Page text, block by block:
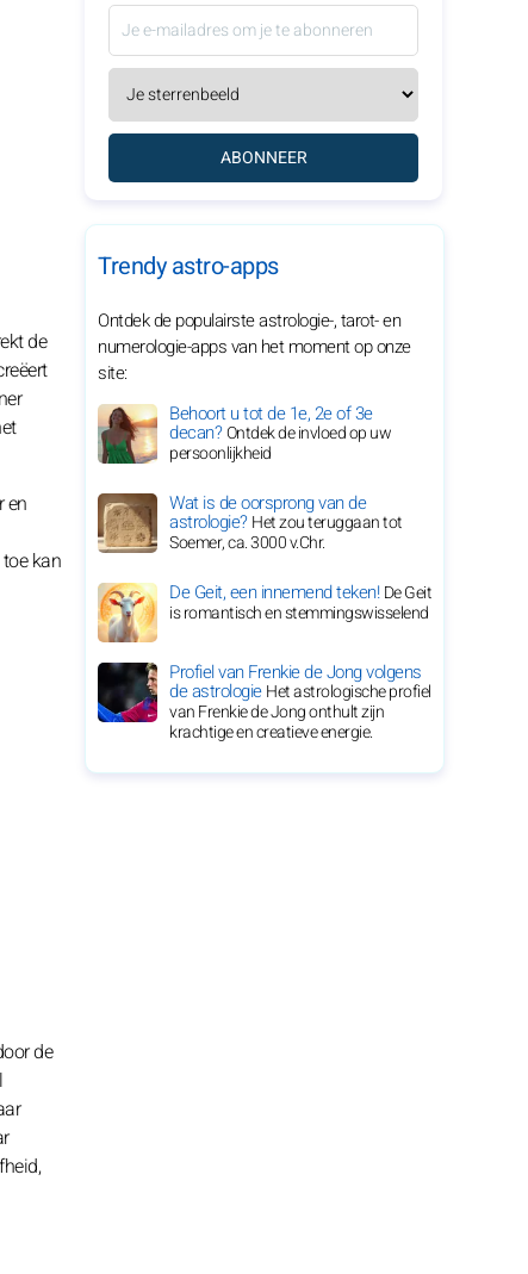
de
en
kan
de
ABONNEER
Trendy astro-apps
Ontdek de populairste astrologie-, tarot- en
numerologie-apps van het moment op onze
site:
Behoort u tot de 1e, 2e of 3e
decan?Ontdek de invloed op uw
persoonlijkheid
Wat is de oorsprong van de
astrologie?Het zou teruggaan tot
Soemer, ca. 3000 v.Chr.
De Geit, een innemend teken!De Geit
is romantisch en stemmingswisselend
Profiel van Frenkie de Jong volgens
de astrologieHet astrologische profiel
van Frenkie de Jong onthult zijn
krachtige en creatieve energie.